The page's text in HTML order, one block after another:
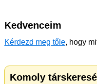
Kedvenceim
Kérdezd meg tőle, hogy
Komoly